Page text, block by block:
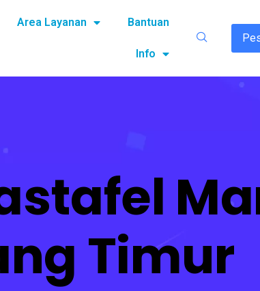
Area Layanan Bantuan
Info
Timur